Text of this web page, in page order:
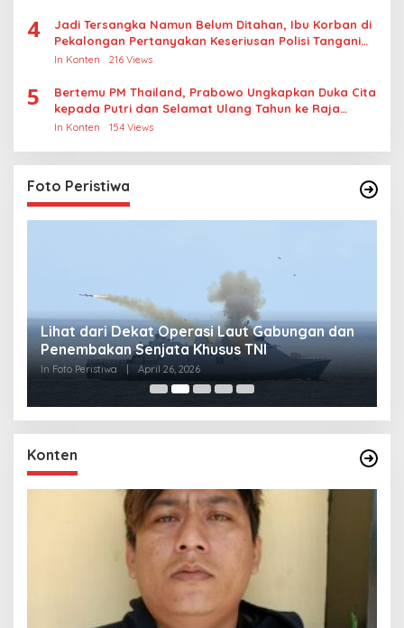
4
Jadi Tersangka Namun Belum Ditahan, Ibu Korban di
Pekalongan Pertanyakan Keseriusan Polisi Tangani
Kasus Rudapksa Sampai Anaknya Hamil
In Konten 216 Views
5
Bertemu PM Thailand, Prabowo Ungkapkan Duka Cita
kepada Putri dan Selamat Ulang Tahun ke Raja
Thailand
In Konten 154 Views
Foto Peristiwa
Lihat dari Dekat Operasi Laut Gabungan dan
Penembakan Senjata Khusus TNI
In Foto Peristiwa April 26, 2026
Konten